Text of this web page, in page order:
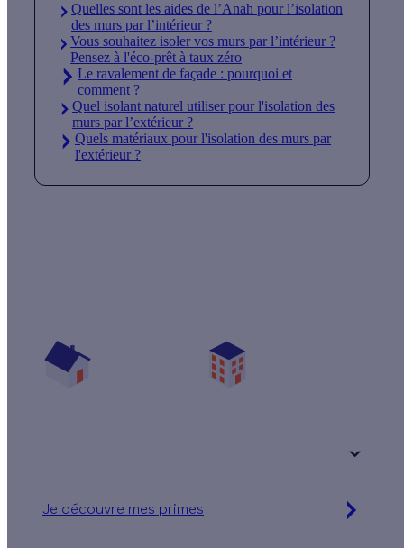
Quelles sont les aides de l’Anah pour l’isolation
des murs par l’intérieur ?
Vous souhaitez isoler vos murs par l’intérieur ?
Pensez à l'éco-prêt à taux zéro
Le ravalement de façade : pourquoi et
comment ?
Quel isolant naturel utiliser pour l'isolation des
murs par l’extérieur ?
Quels matériaux pour l'isolation des murs par
l'extérieur ?
Je découvre mes primes